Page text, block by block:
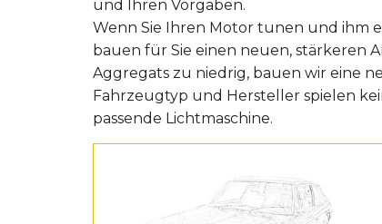
und Ihren Vorgaben.
Wenn Sie Ihren Motor tunen und ihm
bauen für Sie einen neuen, stärkeren
Aggregats zu niedrig, bauen wir eine
Fahrzeugtyp und Hersteller spielen
passende Lichtmaschine.